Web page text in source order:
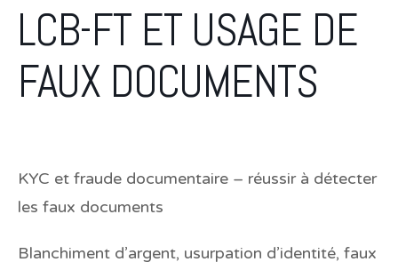
LCB-FT ET USAGE DE
FAUX DOCUMENTS
KYC et fraude documentaire – réussir à détecter
les faux documents
Blanchiment d’argent, usurpation d’identité, faux